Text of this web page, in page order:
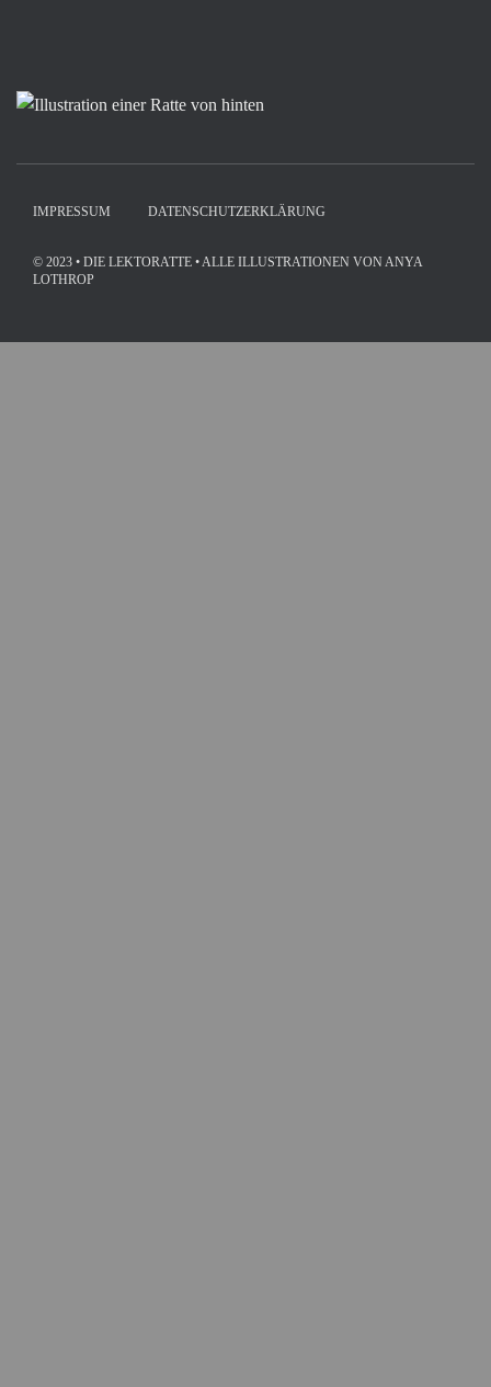
IMPRESSUM DATENSCHUTZERKLÄRUNG
© 2023 • DIE LEKTORATTE • ALLE ILLUSTRATIONEN VON ANYA
LOTHROP